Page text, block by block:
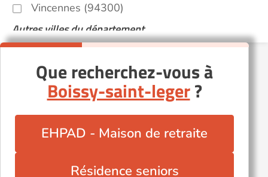
Vincennes (94300)
Autres villes du département
Champigny-sur-Marne (94500)
Choisy-le-Roi (94600)
Ivry-sur-Seine (94200)
Limeil-Brévannes (94450)
Villecresnes (94440)
Que recherchez-vous à
Boissy-saint-leger?
EHPAD - Maison de retraite
Résidence seniors